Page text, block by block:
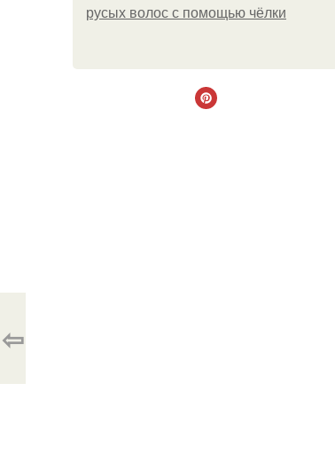
русых волос с помощью чёлки
⇦